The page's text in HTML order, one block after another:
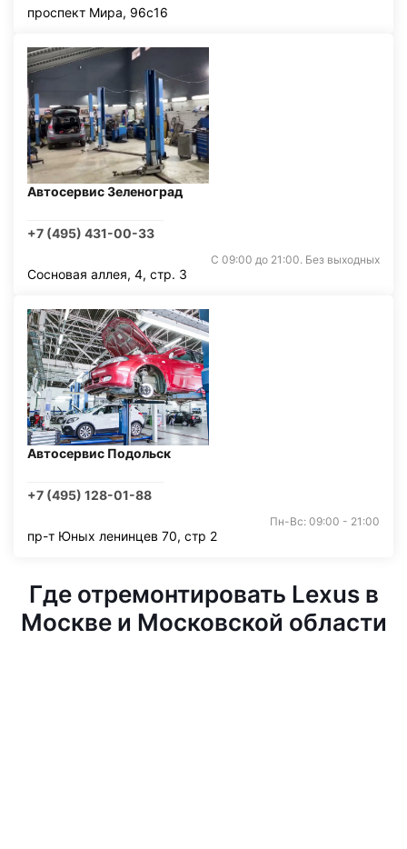
проспект Мира, 96с16
Автосервис Зеленоград
+7 (495) 431-00-33
С 09:00 до 21:00. Без выходных
Сосновая аллея, 4, стр. 3
Автосервис Подольск
+7 (495) 128-01-88
Пн-Вс: 09:00 - 21:00
пр-т Юных ленинцев 70, стр 2
Где отремонтировать Lexus в
Москве и Московской области